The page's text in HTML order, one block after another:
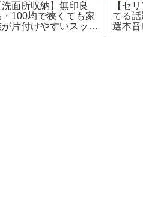
洗面所収納】無印良
・100均で狭くても家
が片付けやすいスッキ
収納に
【セ
てる
選本